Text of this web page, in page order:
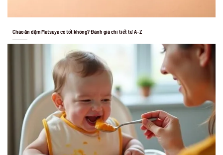
Cháo ăn dặm Matsuya có tốt không? Đánh giá chi tiết từ A–Z